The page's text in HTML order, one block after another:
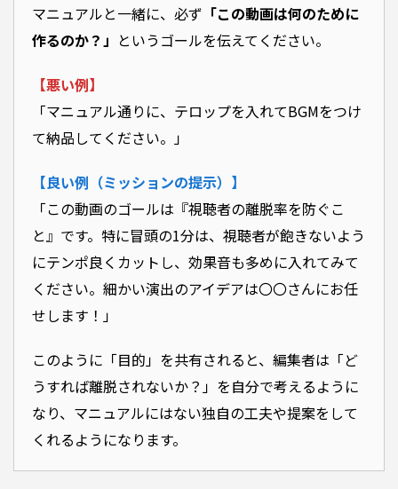
マニュアルと一緒に、必ず 「この動画は何のために
作るのか？」 というゴールを伝えてください。
【悪い例】
「マニュアル通りに、テロップを入れてBGMをつけ
て納品してください。」
【良い例（ミッションの提示）】
「この動画のゴールは『視聴者の離脱率を防ぐこ
と』です。特に冒頭の1分は、視聴者が飽きないよう
にテンポ良くカットし、効果音も多めに入れてみて
ください。細かい演出のアイデアは〇〇さんにお任
せします！」
このように「目的」を共有されると、編集者は「ど
うすれば離脱されないか？」を自分で考えるように
なり、マニュアルにはない独自の工夫や提案をして
くれるようになります。